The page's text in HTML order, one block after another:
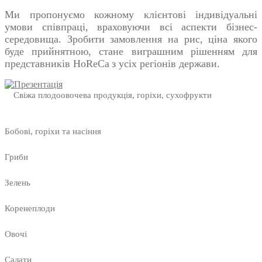
Ми пропонуємо кожному клієнтові індивідуальні
умови співпраці, враховуючи всі аспекти бізнес-
середовища. Зробити замовлення на рис, ціна якого
буде прийнятною, стане виграшним рішенням для
представників HoReCa з усіх регіонів держави.
Свіжа плодоовочева продукція, горіхи, сухофрукти
Бобові, горіхи та насіння
Гриби
Зелень
Коренеплоди
Овочі
Салати